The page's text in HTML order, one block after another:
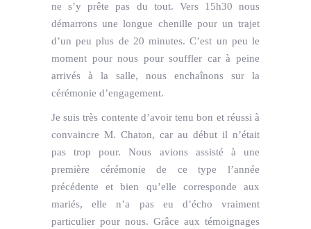
ne s’y prête pas du tout. Vers 15h30 nous
démarrons une longue chenille pour un trajet
d’un peu plus de 20 minutes. C’est un peu le
moment pour nous pour souffler car à peine
arrivés à la salle, nous enchaînons sur la
cérémonie d’engagement.
Je suis très contente d’avoir tenu bon et réussi à
convaincre M. Chaton, car au début il n’était
pas trop pour. Nous avions assisté à une
première cérémonie de ce type l’année
précédente et bien qu’elle corresponde aux
mariés, elle n’a pas eu d’écho vraiment
particulier pour nous. Grâce aux témoignages